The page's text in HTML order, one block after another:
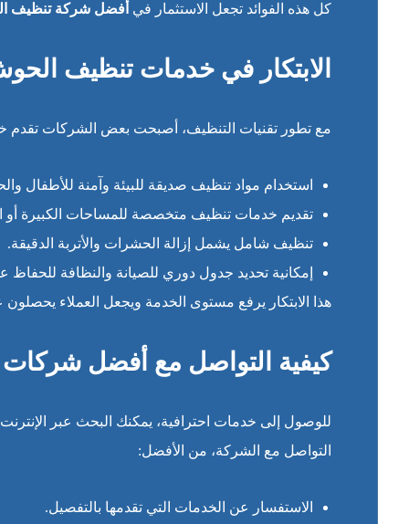
كل هذه الفوائد تجعل الاستثمار في أفضل شركة تنظيف
الابتكار في خدمات تنظيف
مع تطور تقنيات التنظيف، أصبحت بعض الشركات تقدم
استخدام مواد تنظيف صديقة للبيئة وآمنة للأطفال
تقديم خدمات تنظيف متخصصة للمساحات الكبيرة أو
تنظيف شامل يشمل إزالة الحشرات والأتربة الدقيقة.
إمكانية تحديد جدول دوري للصيانة والنظافة
هذا الابتكار يرفع مستوى الخدمة ويجعل العملاء
كيفية التواصل مع أفضل
للوصول إلى خدمات احترافية، يمكنك البحث عبر
التواصل مع الشركة، من الأفضل:
الاستفسار عن الخدمات التي تقدمها بالتفصيل.